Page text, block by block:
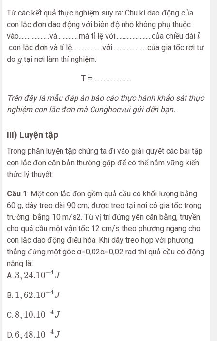
Từ các kết quả thực nghiệm suy ra: Chu kì dao động của
con lắc đơn dao động với biên độ nhỏ không phụ thuộc
vào.....................và...............mà tỉ lệ với.........................của chiều dài ll
con lắc đơn và tỉ lệ.....................với........................của gia tốc rơi tự
do g
g tại nơi làm thí nghiệm.
T =...........................
Trên đây là mẫu đáp án báo cáo thực hành khảo sát thực
nghiệm con lắc đơn mà Cunghocvui gửi đến bạn.
III) Luyện tập
Trong phần luyện tập chúng ta đi vào giải quyết các bài tập
con lắc đơn căn bản thường gặp để có thể nắm vững kiến
thức lý thuyết.
Câu 1: Một con lắc đơn gồm quả cầu có khối lượng bằng
60 g, dây treo dài 90 cm, được treo tại nơi có gia tốc trọng
trường bằng 10 m/s2. Từ vị trí đứng yên cân bằng, truyền
cho quả cầu một vận tốc 12 cm/s theo phương ngang cho
con lắc dao động điều hòa. Khi dây treo hợp với phương
thẳng đứng một góc α=0,02α=0,02 rad thì quả cầu có động
năng là:
A. 3, 24.10−4J
3,24.10−4 J
B. 1,62.10−4J
1 62.10−4 J
C. 8, 10.10−4J
8 10.10−4 J
D. 6,48.10−4J
6 48.10−4 J